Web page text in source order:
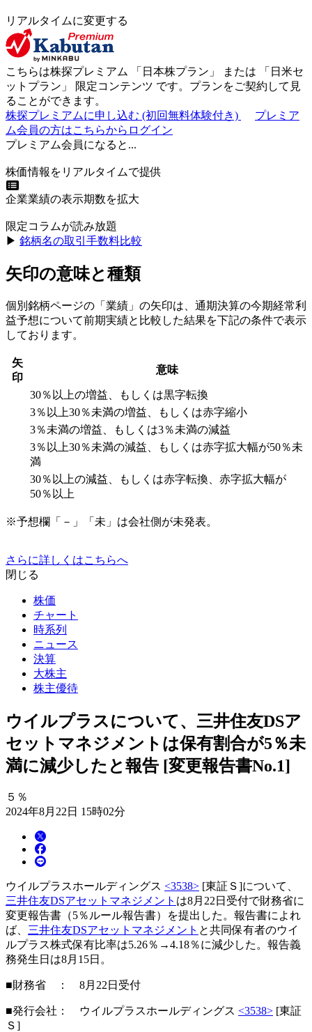
リアルタイムに変更する
こちらは株探プレミアム 「 日本株プラン 」 または 「 日米セ
ットプラン 」 限定コンテンツ です。プランをご契約して見
ることができます。
株探プレミアムに申し込む (初回無料体験付き)
プレミア
ム会員の方はこちらからログイン
プレミアム会員になると...
株価情報をリアルタイムで提供
企業業績の表示期数を拡大
限定コラムが読み放題
▶︎ 銘柄名の取引手数料比較
矢印の意味と種類
個別銘柄ページの「業績」の矢印は、通期決算の今期経常利
益予想について前期実績と比較した結果を下記の条件で表示
しております。
矢
印
意味
30％以上の増益、もしくは黒字転換
3％以上30％未満の増益、もしくは赤字縮小
3％未満の増益、もしくは3％未満の減益
3％以上30％未満の減益、もしくは赤字拡大幅が50％未
満
30％以上の減益、もしくは赤字転換、赤字拡大幅が
50％以上
※予想欄「－」「未」は会社側が未発表。
さらに詳しくはこちらへ
閉じる
株価
チャート
時系列
ニュース
決算
大株主
株主優待
ウイルプラスについて、三井住友DSア
セットマネジメントは保有割合が5％未
満に減少したと報告 [変更報告書No.1]
５％
2024年8月22日 15時02分
ウイルプラスホールディングス <3538> [東証Ｓ]について、
三井住友DSアセットマネジメント は8月22日受付で財務省に
変更報告書（5％ルール報告書）を提出した。報告書によれ
ば、 三井住友DSアセットマネジメント と共同保有者のウイ
ルプラス株式保有比率は5.26％→4.18％に減少した。報告義
務発生日は8月15日。
■財務省 ： 8月22日受付
■発行会社： ウイルプラスホールディングス <3538> [東証
Ｓ]